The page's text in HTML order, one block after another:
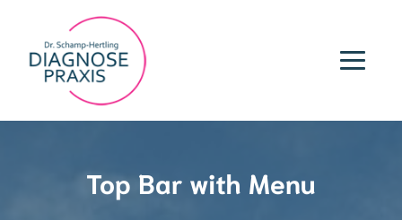
Top Bar with Menu